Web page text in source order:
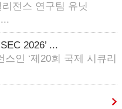
전스 연구팀 유닛
2026’ ...
인 ‘제20회 국제 시큐리